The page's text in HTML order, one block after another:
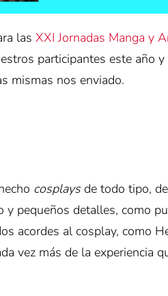
las XXI Jornadas Manga y
participantes este año
mismas nos enviado.
cosplaysde todo tipo,
pequeños detalles, como
acordes al cosplay, como
vez más de la experiencia